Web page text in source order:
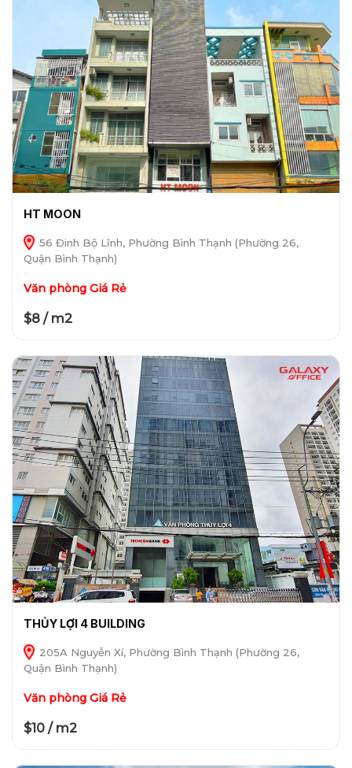
HT MOON
56 Đinh Bộ Lĩnh, Phường Bình Thạnh (Phường 26,
Quận Bình Thạnh)
Văn phòng Giá Rẻ
$8 / m2
THỦY LỢI 4 BUILDING
205A Nguyễn Xí, Phường Bình Thạnh (Phường 26,
Quận Bình Thạnh)
Văn phòng Giá Rẻ
$10 / m2